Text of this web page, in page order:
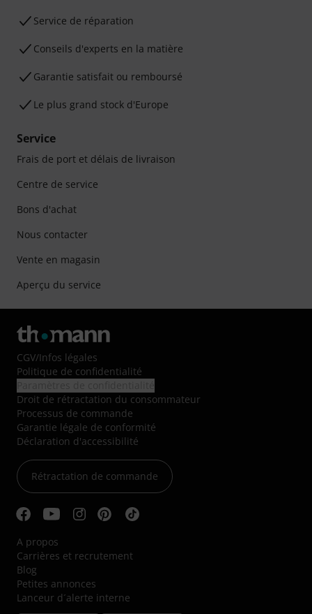
Service de réparation
Conseils d'experts en la matière
Garantie satisfait ou remboursé
Le plus grand stock d'Europe
Service
Frais de port et délais de livraison
Centre de service
Bons d'achat
Nous contacter
Vente en magasin
Aperçu du service
CGV/Infos légales
Politique de confidentialité
Droit de rétractation du consommateur
Processus de commande
Garantie légale de conformité
Déclaration d'accessibilité
Rétractation de commande
A propos
Carrières et recrutement
Blog
Petites annonces
Lanceur d´alerte interne